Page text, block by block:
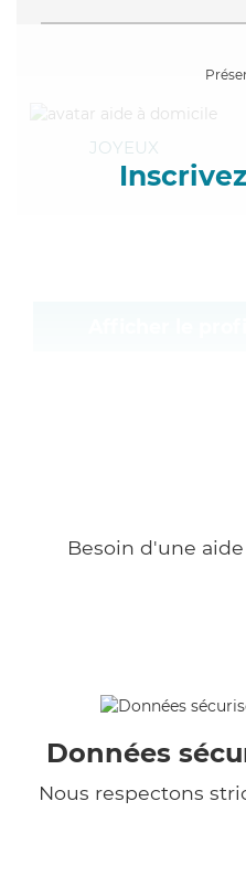
JOYEUX
Besoin d'une
Données
Nous respectons